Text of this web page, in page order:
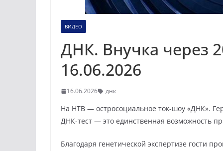
ВИДЕО
ДНК. Внучка через
16.06.2026
16.06.2026 днк
На НТВ — остросоциальное ток-шоу «ДНК».
ДНК-тест — это единственная возможность
Благодаря генетической экспертизе гости